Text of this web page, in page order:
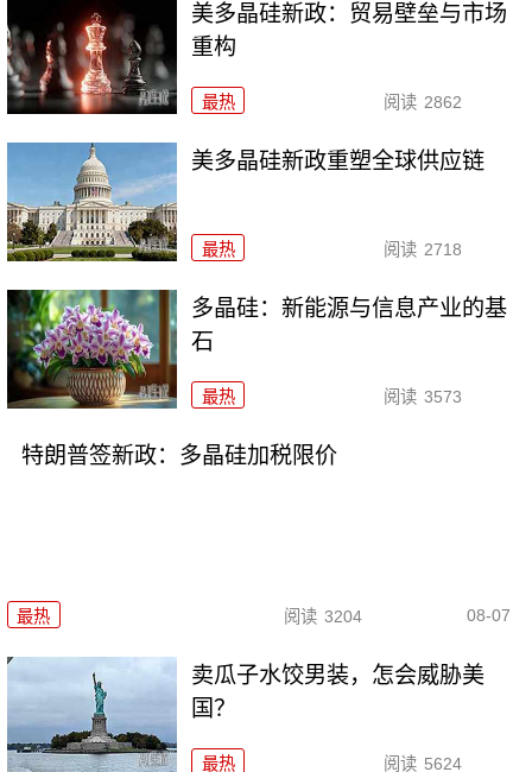
美多晶硅新政：贸易壁垒与市场
重构
最热 阅读 2862
美多晶硅新政重塑全球供应链
最热 阅读 2718
多晶硅：新能源与信息产业的基
石
最热 阅读 3573
特朗普签新政：多晶硅加税限价
最热 阅读 3204 08-07
卖瓜子水饺男装，怎会威胁美
国？
最热 阅读 5624